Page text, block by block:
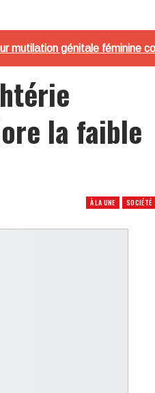
mutilation génitale féminine
la faible
À LA UNE SOCIÉTÉ